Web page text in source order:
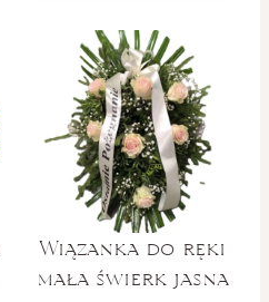
Wiązanka do ręki
mała świerk jasna